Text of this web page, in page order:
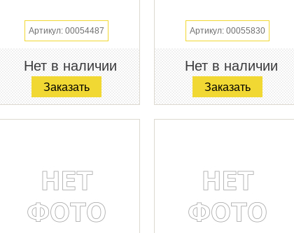
Артикул: 00054487
Нет в наличии
Заказать
Артикул: 00055830
Нет в наличии
Заказать